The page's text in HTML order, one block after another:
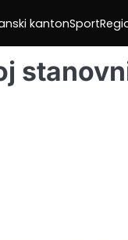
kantonSport